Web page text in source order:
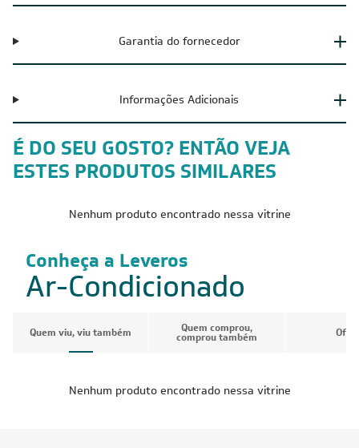
Garantia do fornecedor
Informações Adicionais
É DO SEU GOSTO? ENTÃO VEJA
ESTES PRODUTOS SIMILARES
Nenhum produto encontrado nessa vitrine
Conheça a Leveros
Ar-Condicionado
Quem viu, viu também Quem comprou,
comprou também
Nenhum produto encontrado nessa vitrine